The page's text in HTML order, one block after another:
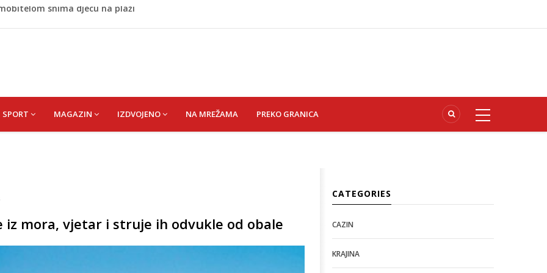
koje ne biste trebali olako bacati u smeće
nisu jedini problem: Pogrešan pritisak može biti
ljubavnici osigurao unapređeno radno mjesto i visoku
snima djecu na plaži
SPORT MAGAZIN IZDVOJENO NA MREŽAMA PREKO GRANICA
iz mora, vjetar i struje ih odvukle od obale
CATEGORIES
CAZIN
KRAJINA